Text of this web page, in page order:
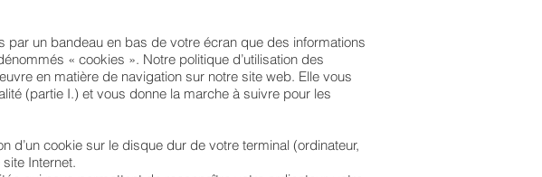
un bandeau en bas de votre écran que des informations
« cookies ». Notre politique d’utilisation des
en matière de navigation sur notre site web. Elle vous
(partie I.) et vous donne la marche à suivre pour les
d’un cookie sur le disque dur de votre terminal (ordinateur,
Internet.